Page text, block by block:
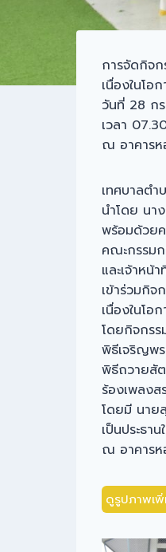
การจัดกิจก
เนื่องในโอ
วันที่ 28 ก
เวลา
ณ อาคารห
เทศบาลตำ
นำโดย นา
พร้อมด้วย
คณะกรรม
และเจ้าหน้
เข้าร่วมกิจ
เนื่องในโอ
โดยกิจกรร
พิธีเจริญพ
พิธีถวายสั
ร้องเพลงส
โดยมี นาย
เป็นประธา
ณ อาคารห
ดูรูปภาพเ